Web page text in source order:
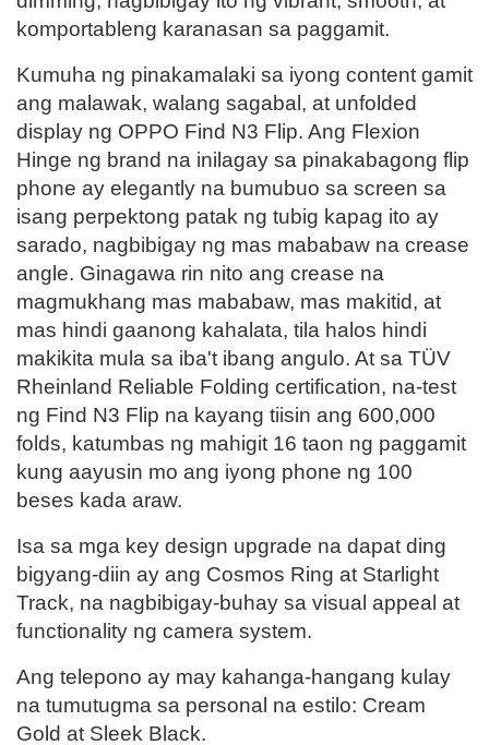
komportableng karanasan sa paggamit.
Kumuha ng pinakamalaki sa iyong content gamit
ang malawak, walang sagabal, at unfolded
display ng OPPO Find N3 Flip. Ang Flexion
Hinge ng brand na inilagay sa pinakabagong flip
phone ay elegantly na bumubuo sa screen sa
isang perpektong patak ng tubig kapag ito ay
sarado, nagbibigay ng mas mababaw na crease
angle. Ginagawa rin nito ang crease na
magmukhang mas mababaw, mas makitid, at
mas hindi gaanong kahalata, tila halos hindi
makikita mula sa iba't ibang angulo. At sa TÜV
Rheinland Reliable Folding certification, na-test
ng Find N3 Flip na kayang tiisin ang 600,000
folds, katumbas ng mahigit 16 taon ng paggamit
kung aayusin mo ang iyong phone ng 100
beses kada araw.
Isa sa mga key design upgrade na dapat ding
bigyang-diin ay ang Cosmos Ring at Starlight
Track, na nagbibigay-buhay sa visual appeal at
functionality ng camera system.
Ang telepono ay may kahanga-hangang kulay
na tumutugma sa personal na estilo: Cream
Gold at Sleek Black.